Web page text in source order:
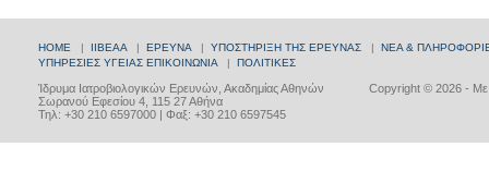
HOME | ΙΙΒΕΑΑ | ΕΡΕΥΝΑ | ΥΠΟΣΤΗΡΙΞΗ ΤΗΣ ΕΡΕΥΝΑΣ | ΝΕΑ &
ΥΠΗΡΕΣΙΕΣ ΥΓΕΙΑΣ ΕΠΙΚΟΙΝΩΝΙΑ | ΠΟΛΙΤΙΚΕΣ
Copyright © 2026 - Με
Ίδρυμα Ιατροβιολογικών Ερευνών, Ακαδημίας Αθηνών
Σωρανού Εφεσίου 4, 115 27 Αθήνα
Τηλ: +30 210 6597000 | Φαξ: +30 210 6597545